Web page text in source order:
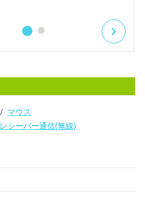
マウス
レシーバー通信(無線)